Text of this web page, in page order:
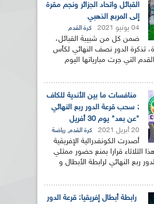
القبائل واتحاد الجزائر ونجم مقرة
إلى المربع الذهبي
04 يونيو 2021 كرة القدم
ضمن كل من شبيبة القبائل،
تذكرة الدور نصف النهائي لكأس
التي جرت مبارياتها اليوم
منافسات ما بين الأندية للكاف
: سحب قرعة الدور ربع النهائي
"عن بعد" يوم 30 أفريل
20 أبريل 2021 كرة القدم, رياضة
أصدرت الكونفدرالية الإفريقية
الثلاثاء قرارا بمنع حضور ممثلي
ربع النهائي لرابطة الأبطال و
رابطة أبطال إفريقيا: قرعة الدور